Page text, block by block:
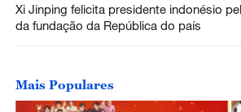
Xi Jinping felicita presidente indonésio
da fundação da República do país
Mais Populares